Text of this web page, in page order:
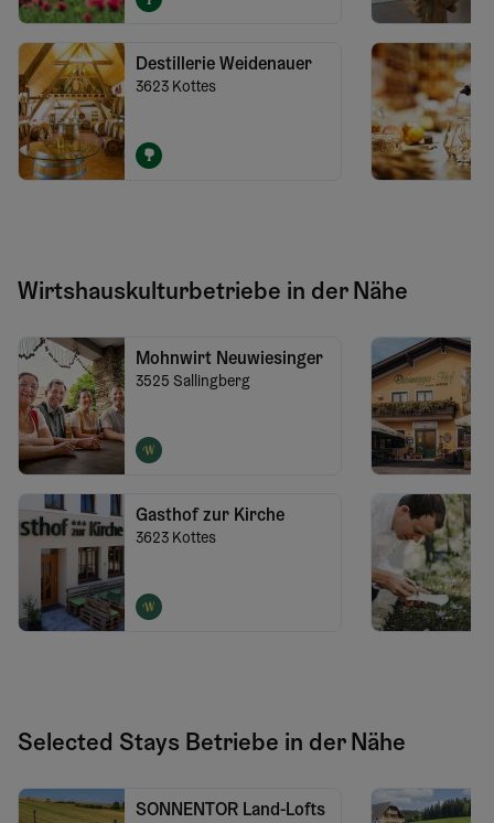
Destillerie Weidenauer
3623 Kottes
Wirtshauskulturbetriebe in der Nähe
Mohnwirt Neuwiesinger
3525 Sallingberg
Gasthof zur Kirche
3623 Kottes
Selected Stays Betriebe in der Nähe
SONNENTOR Land-Lofts